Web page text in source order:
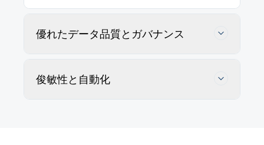
優れたデータ品質とガバナンス
俊敏性と自動化